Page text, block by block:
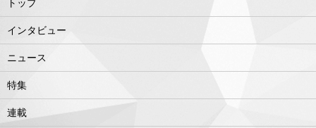
トップ
インタビュー
ニュース
特集
連載